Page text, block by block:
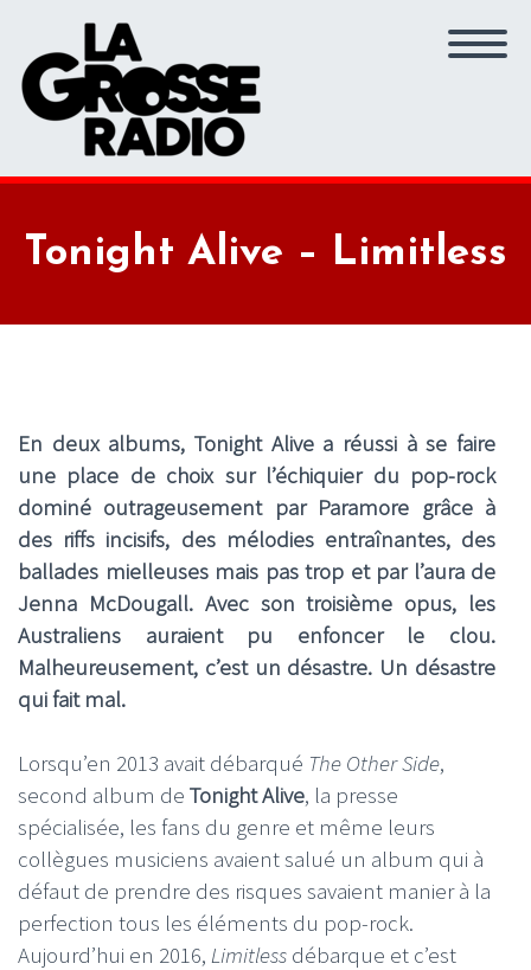
Tonight Alive – Limitless
En deux albums, Tonight Alive a réussi à se faire
une place de choix sur l’échiquier du pop-rock
dominé outrageusement par Paramore grâce à
des riffs incisifs, des mélodies entraînantes, des
ballades mielleuses mais pas trop et par l’aura de
Jenna McDougall. Avec son troisième opus, les
Australiens auraient pu enfoncer le clou.
Malheureusement, c’est un désastre. Un désastre
qui fait mal.
Lorsqu’en 2013 avait débarqué The Other Side,
second album de Tonight Alive, la presse
spécialisée, les fans du genre et même leurs
collègues musiciens avaient salué un album qui à
défaut de prendre des risques savaient manier à la
perfection tous les éléments du pop-rock.
Aujourd’hui en 2016, Limitless débarque et c’est